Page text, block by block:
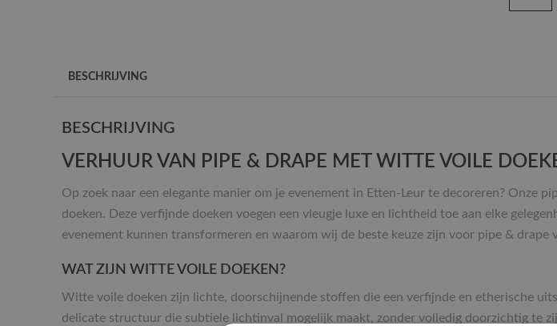
BESCHRIJVING
BESCHRIJVING
VERHUUR VAN PIPE & DRAPE MET WITTE VOILE
Op zoek naar een elegante manier om je evenement in Etten-Leur te decoreren? Onze
doeken. Deze verfijnde doeken voegen een vleugje luxe en lichtheid toe aan elke
evenement kunnen transformeren en waarom wij de beste keuze zijn voor pipe & drape
WAT ZIJN WITTE VOILE DOEKEN?
Witte voile doeken zijn lichte, doorschijnende stoffen die een verfijnde en etherische
delicate structuur die subtiele lichtinval mogelijk maakt, zonder volledig doorzichtig te